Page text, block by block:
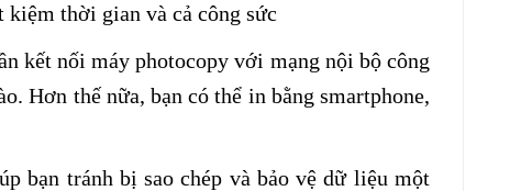
thời gian và cả công sức
kết nối máy photocopy với mạng nội bộ công
Hơn thế nữa, bạn có thể in bằng smartphone,
bạn tránh bị sao chép và bảo vệ dữ liệu một